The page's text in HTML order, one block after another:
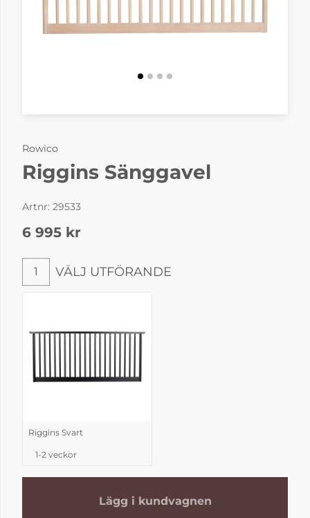
Rowico
Riggins Sänggavel
Artnr: 29533
6 995 kr
Välj utförande
1 VÄLJ UTFÖRANDE
Riggins Svart
1-2 veckor
Lägg i kundvagnen